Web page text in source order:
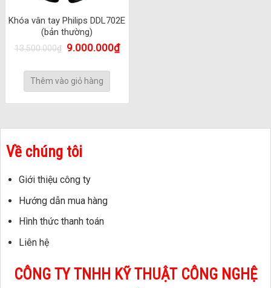
Khóa vân tay Philips DDL702E
(bản thường)
13.500.000₫ 9.000.000₫
Thêm vào giỏ hàng
Về chúng tôi
Giới thiệu công ty
Hướng dẫn mua hàng
Hình thức thanh toán
Liên hệ
CÔNG TY TNHH KỸ THUẬT CÔNG NGHỆ